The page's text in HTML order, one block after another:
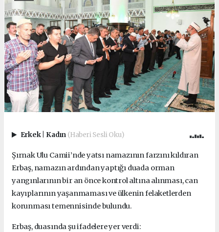
Erkek Kadın (Haberi Sesli Oku)
Şırnak Ulu Camii’nde yatsı namazının farzını kıldıran
Erbaş, namazın ardından yaptığı duada orman
yangınlarının bir an önce kontrol altına alınması, can
kayıplarının yaşanmaması ve ülkenin felaketlerden
korunması temennisinde bulundu.
Erbaş, duasında şu ifadelere yer verdi: